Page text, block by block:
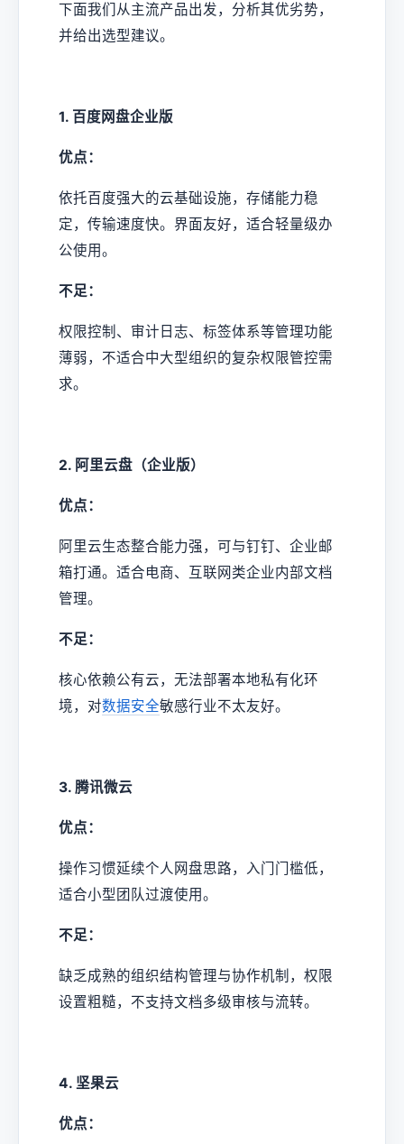
下面我们从主流产品出发，分析其优劣势，
并给出选型建议。
1. 百度网盘企业版
优点：
依托百度强大的云基础设施，存储能力稳
定，传输速度快。界面友好，适合轻量级办
公使用。
不足：
权限控制、审计日志、标签体系等管理功能
薄弱，不适合中大型组织的复杂权限管控需
求。
2. 阿里云盘（企业版）
优点：
阿里云生态整合能力强，可与钉钉、企业邮
箱打通。适合电商、互联网类企业内部文档
管理。
不足：
核心依赖公有云，无法部署本地私有化环
境，对数据安全敏感行业不太友好。
3. 腾讯微云
优点：
操作习惯延续个人网盘思路，入门门槛低，
适合小型团队过渡使用。
不足：
缺乏成熟的组织结构管理与协作机制，权限
设置粗糙，不支持文档多级审核与流转。
4. 坚果云
优点：